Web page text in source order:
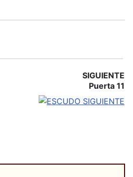
SIGUIENTE
Puerta 11